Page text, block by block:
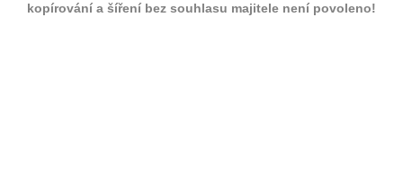
kopírování a šíření bez souhlasu majitele není povoleno!